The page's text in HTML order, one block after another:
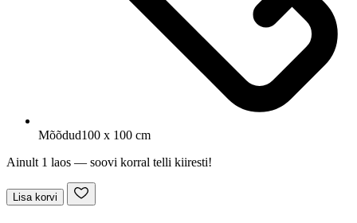
Mõõdud100 x 100 cm
Ainult 1 laos — soovi korral telli kiiresti!
Lisa korvi